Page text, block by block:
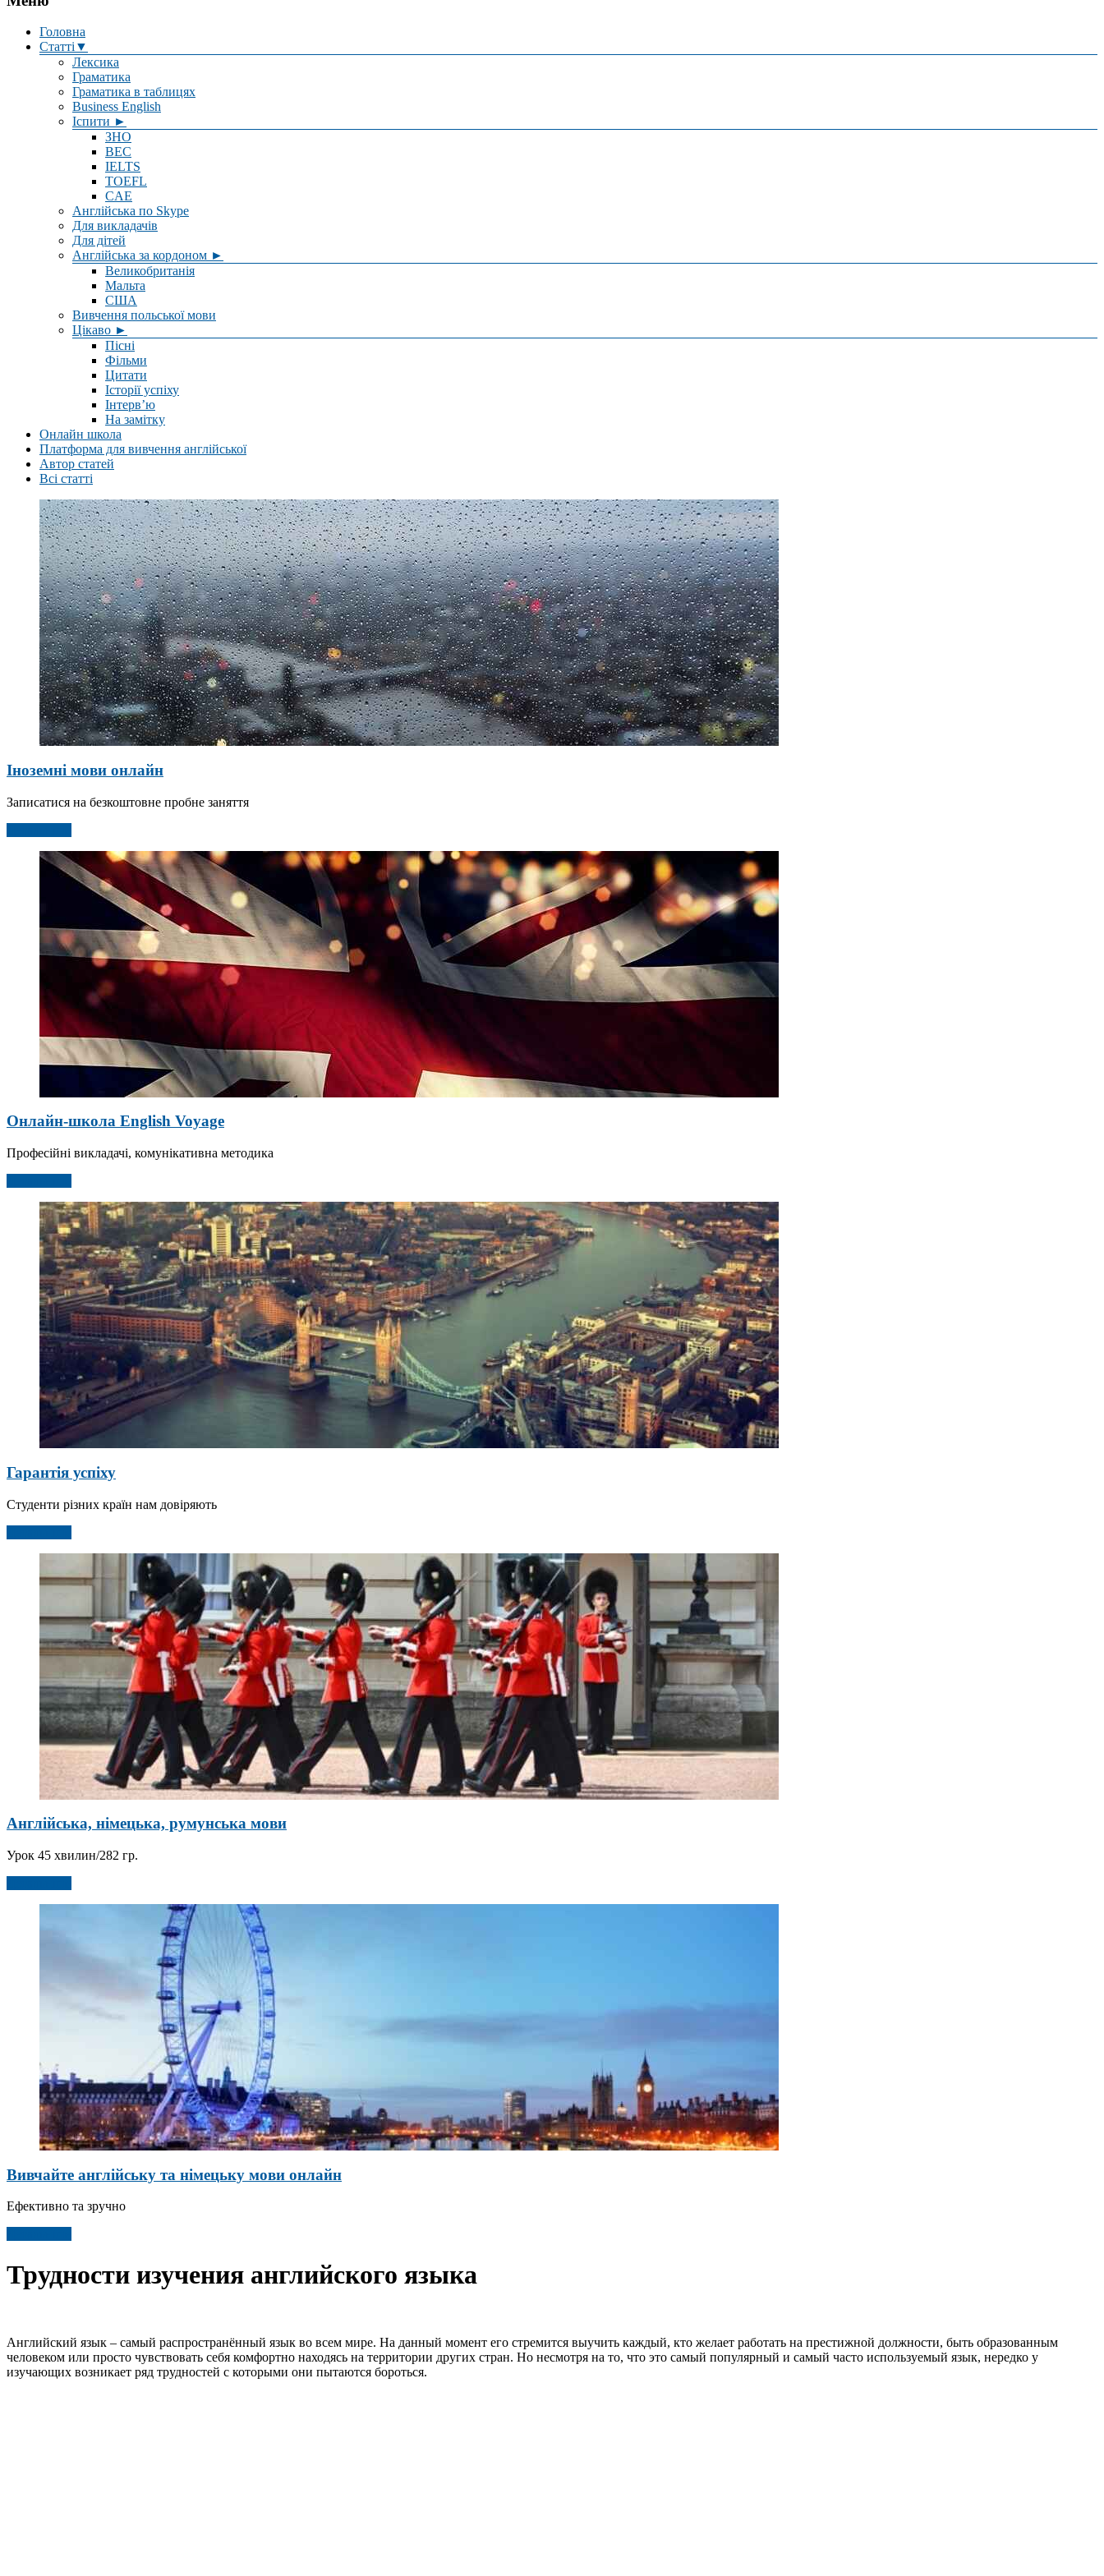
Головна
Статті▼
Лексика
Граматика
Граматика в таблицях
Business English
Іспити ►
ЗНО
BEC
IELTS
TOEFL
CAE
Англійська по Skype
Для викладачів
Для дітей
Англійська за кордоном ►
Великобританія
Мальта
США
Вивчення польської мови
Цікаво ►
Пісні
Фільми
Цитати
Історії успіху
Інтерв’ю
На замітку
Онлайн школа
Платформа для вивчення англійської
Автор статей
Всі статті
Іноземні мови онлайн
Записатися на безкоштовне пробне заняття
Онлайн-школа English Voyage
Професійні викладачі, комунікативна методика
Гарантія успіху
Студенти різних країн нам довіряють
Англійська, німецька, румунська мови
Урок 45 хвилин/282 гр.
Вивчайте англійську та німецьку мови онлайн
Ефективно та зручно
Трудности изучения английского языка
Английский язык – самый распространённый язык во всем мире. На данный момент его стремится выучить каждый, кто желает работать на престижной должности, быть образованным
человеком или просто чувствовать себя комфортно находясь на территории других стран. Но несмотря на то, что это самый популярный и самый часто используемый язык, нередко у
изучающих возникает ряд трудностей с которыми они пытаются бороться.